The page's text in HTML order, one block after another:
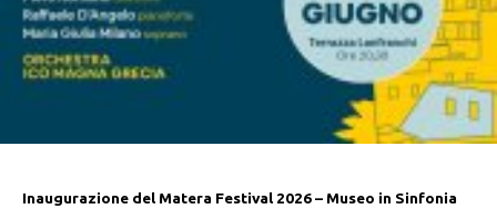
Inaugurazione del Matera Festival 2026 – Museo in Sinfonia